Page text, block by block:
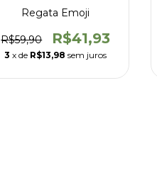
Regata Emoji
R$59,90 R$41,93
3 x de R$13,98 sem juros